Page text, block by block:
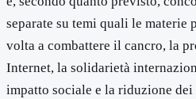
separate su temi quali le materie
volta a combattere il cancro, la
Internet, la solidarietà
impatto sociale e la riduzione